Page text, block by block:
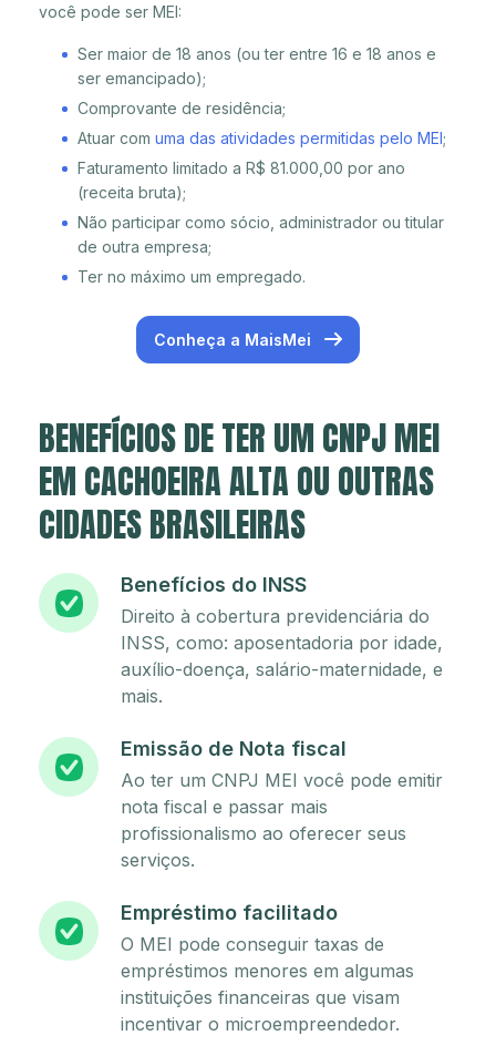
você pode ser MEI:
Ser maior de 18 anos (ou ter entre 16 e 18 anos e
ser emancipado);
Comprovante de residência;
Atuar com uma das atividades permitidas pelo MEI;
Faturamento limitado a R$ 81.000,00 por ano
(receita bruta);
Não participar como sócio, administrador ou titular
de outra empresa;
Ter no máximo um empregado.
Conheça a MaisMei
BENEFÍCIOS DE TER UM CNPJ MEI
EM CACHOEIRA ALTA OU OUTRAS
CIDADES BRASILEIRAS
Benefícios do INSS
Direito à cobertura previdenciária do
INSS, como: aposentadoria por idade,
auxílio-doença, salário-maternidade, e
mais.
Emissão de Nota fiscal
Ao ter um CNPJ MEI você pode emitir
nota fiscal e passar mais
profissionalismo ao oferecer seus
serviços.
Empréstimo facilitado
O MEI pode conseguir taxas de
empréstimos menores em algumas
instituições financeiras que visam
incentivar o microempreendedor.